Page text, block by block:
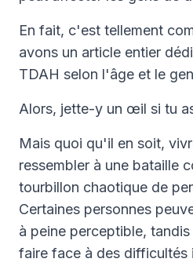
En fait, c'est tellement
avons un article entier
TDAH selon l'âge et le
Alors, jette-y un œil si tu
Mais quoi qu'il en soit,
ressembler à une bataille
tourbillon chaotique de
Certaines personnes
à peine perceptible,
faire face à des difficultés